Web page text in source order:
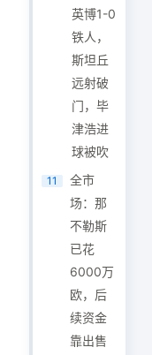
英博1-0
铁人，
斯坦丘
远射破
门，毕
津浩进
球被吹
11
全市
场：那
不勒斯
已花
6000万
欧，后
续资金
靠出售